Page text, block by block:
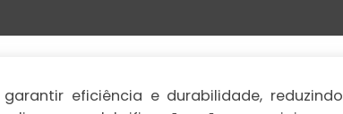
eficiência e durabilidade, reduzindo